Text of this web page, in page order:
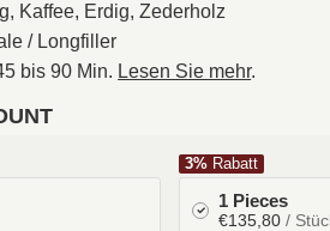
Kaffee, Erdig, Zederholz
/ Longfiller
bis 90 Min. Lesen Sie mehr.
3% Rabatt
1 Pieces
€135,80 /